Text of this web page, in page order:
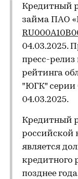
Кредитный
займа ПАО
04.03.2025.
пресс-
рейтинга
"ЮГК" серии
04.03.2025.
Кредитный
российской
является
кредитного
позднее